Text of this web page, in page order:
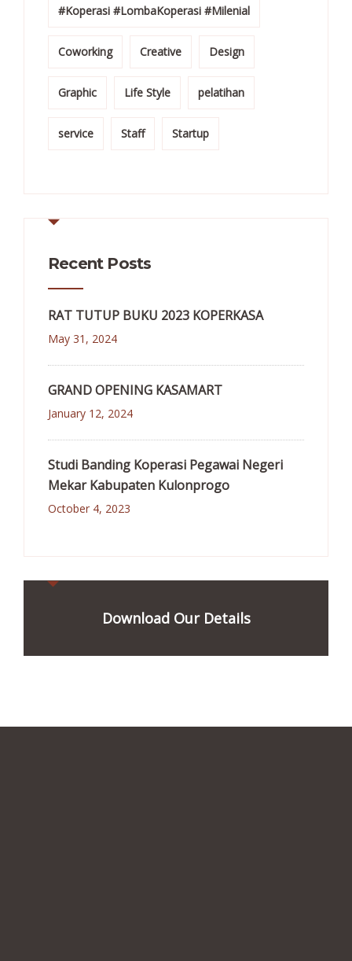
#Koperasi #LombaKoperasi #Milenial
Coworking Creative Design
Graphic Life Style pelatihan
service Staff Startup
Recent Posts
RAT TUTUP BUKU 2023 KOPERKASA
May 31, 2024
GRAND OPENING KASAMART
January 12, 2024
Studi Banding Koperasi Pegawai Negeri
Mekar Kabupaten Kulonprogo
October 4, 2023
Download Our Details